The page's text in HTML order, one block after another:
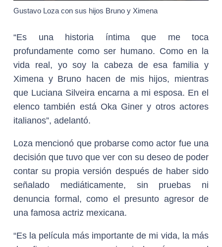
Gustavo Loza con sus hijos Bruno y Ximena
“Es una historia íntima que me toca
profundamente como ser humano. Como en la
vida real, yo soy la cabeza de esa familia y
Ximena y Bruno hacen de mis hijos, mientras
que Luciana Silveira encarna a mi esposa. En el
elenco también está Oka Giner y otros actores
italianos”, adelantó.
Loza mencionó que probarse como actor fue una
decisión que tuvo que ver con su deseo de poder
contar su propia versión después de haber sido
señalado mediáticamente, sin pruebas ni
denuncia formal, como el presunto agresor de
una famosa actriz mexicana.
“Es la película más importante de mi vida, la más